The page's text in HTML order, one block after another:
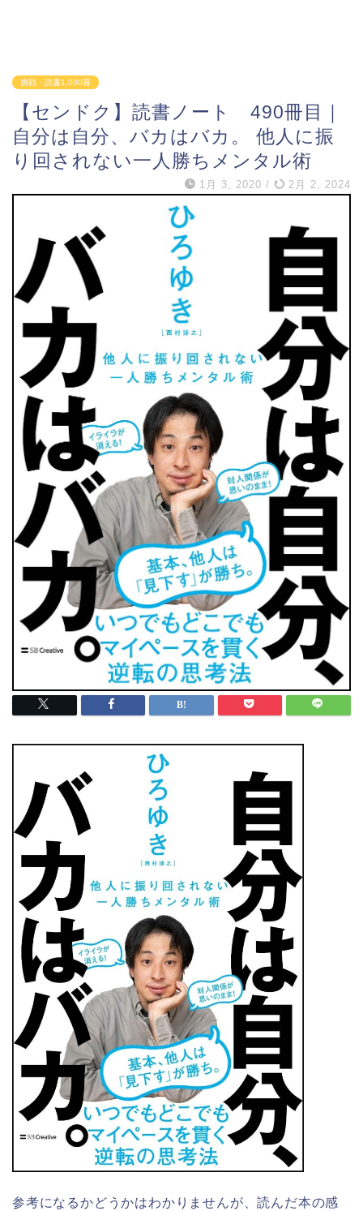
挑戦・読書1,000冊
【センドク】読書ノート 490冊目｜
自分は自分、バカはバカ。 他人に振
り回されない一人勝ちメンタル術
1月 3, 2020 / 2月 2, 2024
参考になるかどうかはわかりませんが、読んだ本の感